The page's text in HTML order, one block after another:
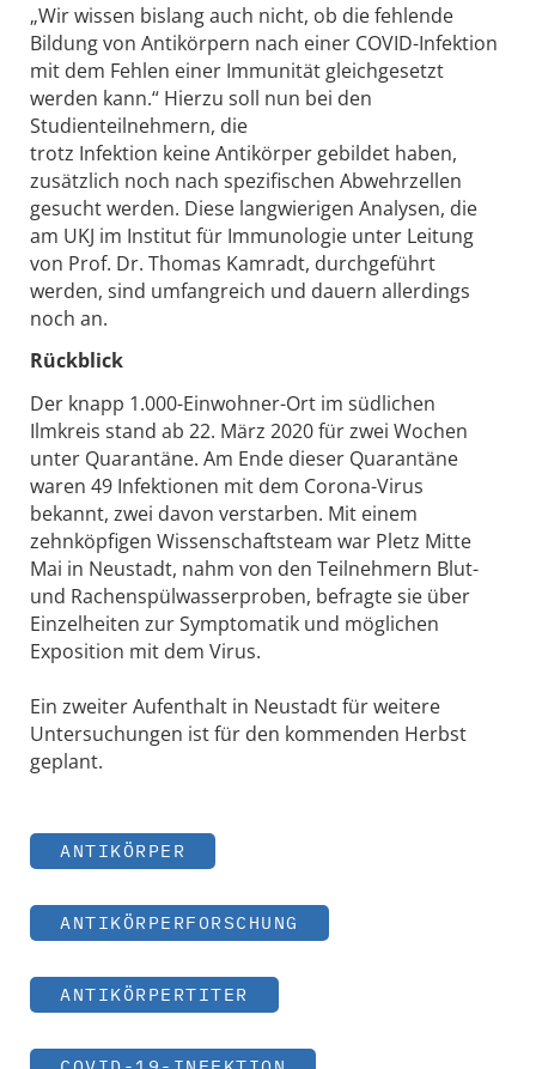
„Wir wissen bislang auch nicht, ob die fehlende
Bildung von Antikörpern nach einer COVID-Infektion
mit dem Fehlen einer Immunität gleichgesetzt
werden kann.“ Hierzu soll nun bei den
Studienteilnehmern, die
trotz Infektion keine Antikörper gebildet haben,
zusätzlich noch nach spezifischen Abwehrzellen
gesucht werden. Diese langwierigen Analysen, die
am UKJ im Institut für Immunologie unter Leitung
von Prof. Dr. Thomas Kamradt, durchgeführt
werden, sind umfangreich und dauern allerdings
noch an.
Rückblick
Der knapp 1.000-Einwohner-Ort im südlichen
Ilmkreis stand ab 22. März 2020 für zwei Wochen
unter Quarantäne. Am Ende dieser Quarantäne
waren 49 Infektionen mit dem Corona-Virus
bekannt, zwei davon verstarben. Mit einem
zehnköpfigen Wissenschaftsteam war Pletz Mitte
Mai in Neustadt, nahm von den Teilnehmern Blut-
und Rachenspülwasserproben, befragte sie über
Einzelheiten zur Symptomatik und möglichen
Exposition mit dem Virus.
Ein zweiter Aufenthalt in Neustadt für weitere
Untersuchungen ist für den kommenden Herbst
geplant.
ANTIKÖRPER
ANTIKÖRPERFORSCHUNG
ANTIKÖRPERTITER